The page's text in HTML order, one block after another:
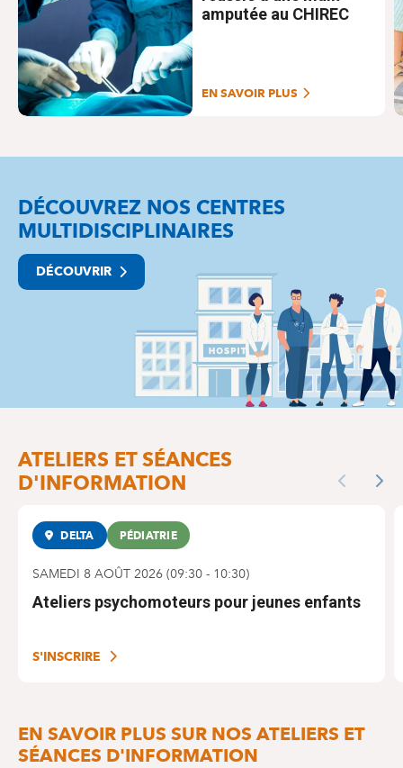
amputée au CHIREC
EN SAVOIR PLUS
DÉCOUVREZ NOS CENTRES
MULTIDISCIPLINAIRES
DÉCOUVRIR
ATELIERS ET SÉANCES
D'INFORMATION
Previous
DELTA PÉDIATRIE
SAMEDI 8 AOÛT 2026 (09:30 - 10:30)
Ateliers psychomoteurs pour jeunes enfants
S'INSCRIRE
EN SAVOIR PLUS SUR NOS ATELIERS ET
SÉANCES D'INFORMATION